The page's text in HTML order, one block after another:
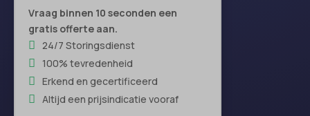
Vraag binnen 10 seconden een
gratis offerte aan.
24/7 Storingsdienst
100% tevredenheid
Erkend en gecertificeerd
Altijd een prijsindicatie vooraf
Donderdag:24 uur
Vrijdag:24 uur
Zaterdag:24 uur
Zondag:24 uur